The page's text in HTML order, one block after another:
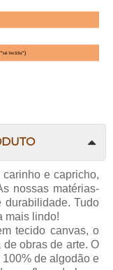
e capricho,
nossas matérias-
durabilidade. Tudo
mais lindo!
tecido canvas, o
obras de arte. O
de algodão e